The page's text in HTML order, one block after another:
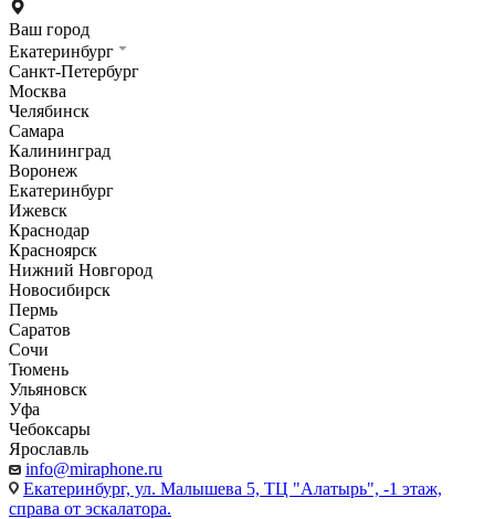
Ваш город
Екатеринбург
Санкт-Петербург
Москва
Челябинск
Самара
Калининград
Воронеж
Екатеринбург
Ижевск
Краснодар
Красноярск
Нижний Новгород
Новосибирск
Пермь
Саратов
Сочи
Тюмень
Ульяновск
Уфа
Чебоксары
Ярославль
info@miraphone.ru
Екатеринбург, ул. Малышева 5, ТЦ "Алатырь", -1 этаж,
справа от эскалатора.